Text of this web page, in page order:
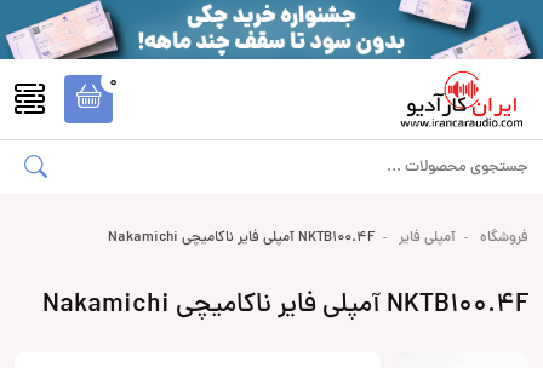
0
فروشگاه آمپلی فایر NKTB100.4F آمپلی فایر ناکامیچی Nakamichi
NKTB100.4F آمپلی فایر ناکامیچی Nakamichi